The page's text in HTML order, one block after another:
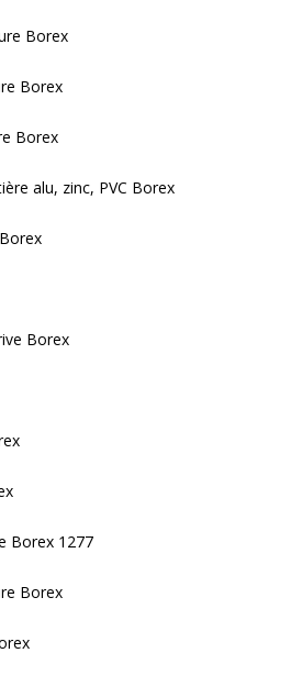
Borex
Borex
Borex
alu, zinc, PVC Borex
Borex
Borex 1277
Borex